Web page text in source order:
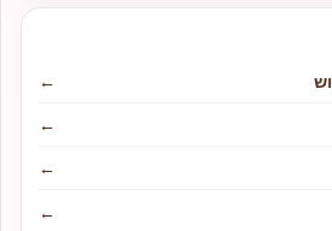
←
←
←
←